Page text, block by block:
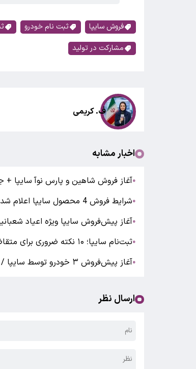
فروش سایپا ثبت نام خودرو
مشارکت در تولید
ف. کریمی
اخبار مشابه
●آغاز فروش شاهین و پارس نوآ سایپا +
●شرایط فروش 4 محصول سایپا اعلام شد + مبلغ پیش پرداخت و زمان تحویل
●آغاز پیش‌فروش سایپا ویژه اعیاد شعبانیه / جزئیات
●ثبت‌نام سایپا؛ ۱۰ نکته ضروری برای متقاضیان
●آغاز پیش‌فروش ۳ خودرو توسط سایپا / عرضه ساینا، کوییک و اطلس با قیمت ویژه
ارسال نظر